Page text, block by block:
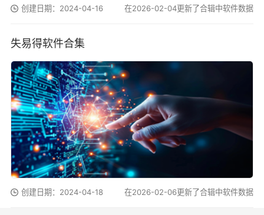
创建日期：2024-04-16 在2026-02-04更新了合辑中软件数据
失易得软件合集
创建日期：2024-04-18 在2026-02-06更新了合辑中软件数据